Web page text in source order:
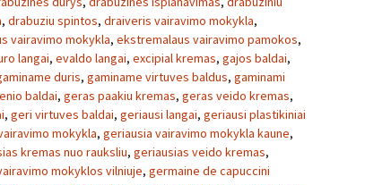
, drabuziu spintos, draiveris vairavimo mokykla,
vairavimo mokykla, ekstremalaus vairavimo pamokos,
langai, evaldo langai, excipial kremas, gajos baldai,
duris, gaminame virtuves baldus, gaminami
baldai, geras paakiu kremas, geras veido kremas,
, geri virtuves baldai, geriausi langai, geriausi plastikiniai
mokykla, geriausia vairavimo mokykla kaune,
kremas nuo rauksliu, geriausias veido kremas,
mokyklos vilniuje, germaine de capuccini